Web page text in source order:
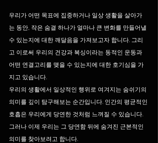
우리가 어떤 목표에 집중하거나 일상 생활을 살아가
는 동안, 작은 숨결 하나가 얼마나 큰 변화를 만들어낼
수 있는지에 대한 깨달음을 가져보고자 합니다. 그리
고 이로써 우리의 건강과 복싱이라는 동적인 운동과
어떤 연결고리를 맺을 수 있는지에 대한 호기심을 가
지고 있습니다.
우리의 생활에서 일상적인 행위로 여겨지는 숨쉬기의
의미를 깊이 탐구해보는 순간입니다. 인간의 평균적인
호흡은 우리에게 당연한 것처럼 느껴질 수 있습니다.
그러나 이제 우리는 그 당연함 뒤에 숨겨진 근본적인
의미를 찾아보려고 합니다.